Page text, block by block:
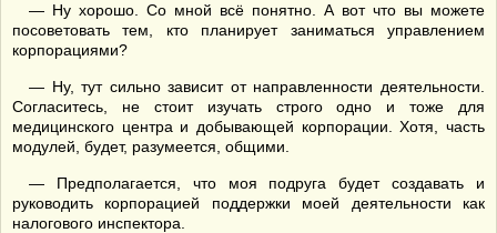
— Ну хорошо. Со мной всё понятно. А вот что вы можете
посоветовать тем, кто планирует заниматься управлением
корпорациями?
— Ну, тут сильно зависит от направленности деятельности.
Согласитесь, не стоит изучать строго одно и тоже для
медицинского центра и добывающей корпорации. Хотя, часть
модулей, будет, разумеется, общими.
— Предполагается, что моя подруга будет создавать и
руководить корпорацией поддержки моей деятельности как
налогового инспектора.